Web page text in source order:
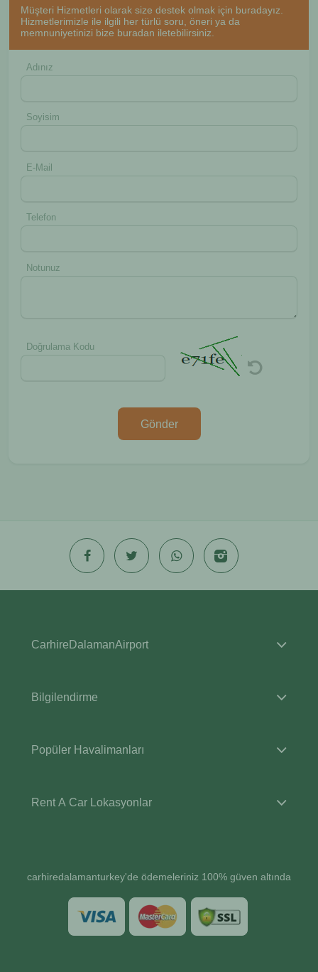
Müşteri Hizmetleri olarak size destek olmak için buradayız.
Hizmetlerimizle ile ilgili her türlü soru, öneri ya da
memnuniyetinizi bize buradan iletebilirsiniz.
Adınız
Soyisim
E-Mail
Telefon
Notunuz
Doğrulama Kodu
Gönder
CarhireDalamanAirport
Bilgilendirme
Popüler Havalimanları
Rent A Car Lokasyonlar
carhiredalamanturkey'de ödemeleriniz 100% güven altında